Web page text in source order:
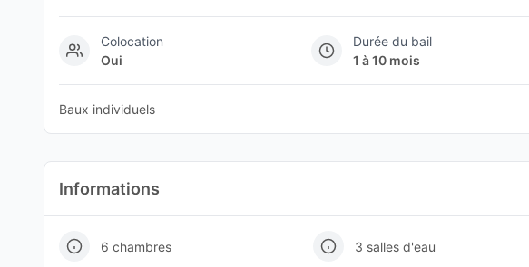
Colocation
Oui
Durée du bail
1 à 10 mois
Baux individuels
Informations
6 chambres 3 salles d'eau